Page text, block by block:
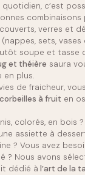
quotidien, c’est
combinaisons
couverts, verres et
sets, vases
soupe et tasse
et théière saura
en plus.
de fraicheur,
corbeilles à fruit en
colorés, en bois
assiette à
? Vous avez
? Nous avons
dédié à l’art de la